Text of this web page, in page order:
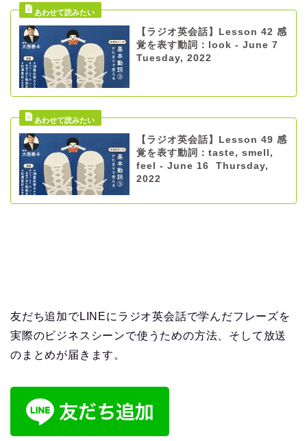
【ラジオ英会話】Lesson 42 感
覚を表す動詞：look - June 7
Tuesday, 2022
【ラジオ英会話】Lesson 49 感
覚を表す動詞：taste, smell,
feel - June 16 Thursday,
2022
友だち追加でLINEにラジオ英会話で学んだフレーズを
実際のビジネスシーンで使うための方法、そして放送
のまとめが届きます。